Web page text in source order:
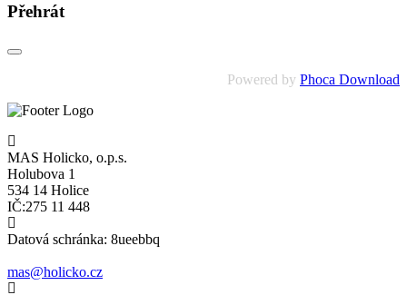
Přehrát
Powered by Phoca Download
MAS Holicko, o.p.s.
Holubova 1
534 14 Holice
IČ:275 11 448
Datová schránka: 8ueebbq
mas@holicko.cz